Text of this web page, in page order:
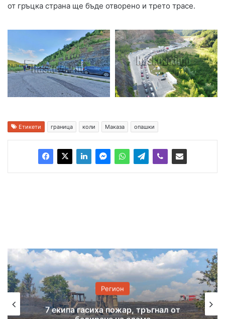
от гръцка страна ще бъде отворено и трето трасе.
Етикети граница коли Маказа опашки
Регион
7 екипа гасиха пожар, тръгнал от